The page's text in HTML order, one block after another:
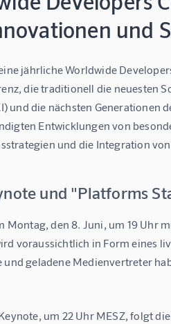
und
jährliche Worldwide
die traditionell die neuesten
und die nächsten
Entwicklungen von
und die Integration
und "Platforms
Montag, den 8. Juni, um 19
voraussichtlich in Form eines
und geladene Medienvertreter
um 22 Uhr MESZ, folgt